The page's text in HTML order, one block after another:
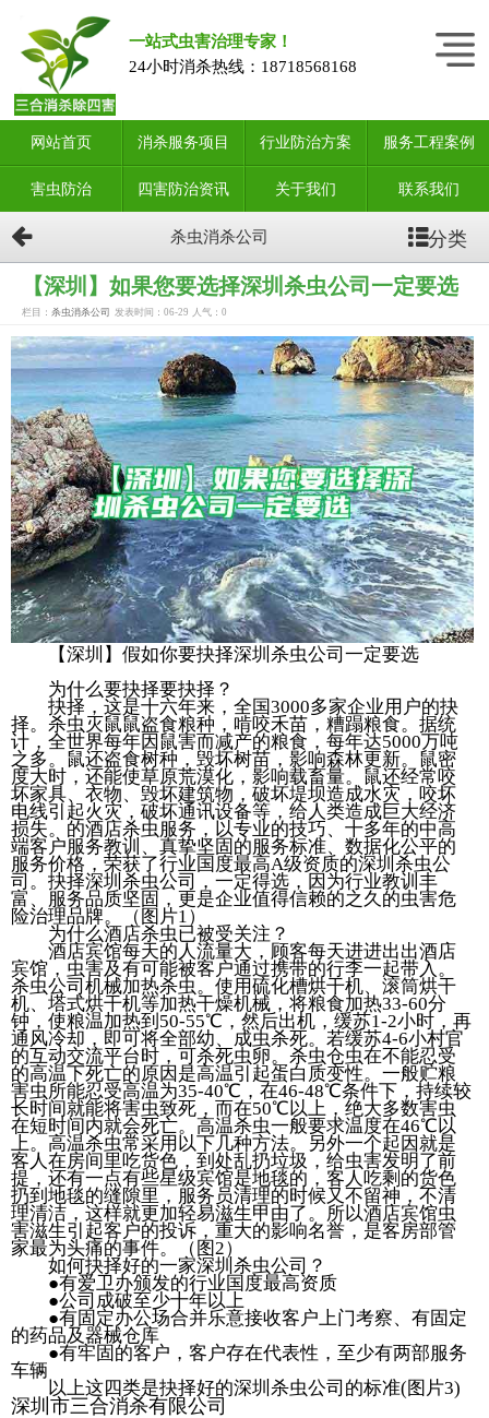
一站式虫害治理专家！
24小时消杀热线： 18718568168
网站首页 消杀服务项目 行业防治方案 服务工程案例
害虫防治 四害防治资讯 关于我们 联系我们
杀虫消杀公司 分类
【深圳】如果您要选择深圳杀虫公司一定要选
栏目： 杀虫消杀公司 发表时间：06-29 人气： 0
【深圳】假如你要抉择深圳杀虫公司一定要选
为什么要抉择要抉择？
抉择，这是十六年来，全国3000多家企业用户的抉
择。杀虫灭鼠鼠盗食粮种，啃咬禾苗，糟蹋粮食。据统
计，全世界每年因鼠害而减产的粮食，每年达5000万吨
之多。鼠还盗食树种，毁坏树苗，影响森林更新。鼠密
度大时，还能使草原荒漠化，影响载畜量。鼠还经常咬
坏家具、衣物、毁坏建筑物，破坏堤坝造成水灾，咬坏
电线引起火灾，破坏通讯设备等，给人类造成巨大经济
损失。的酒店杀虫服务，以专业的技巧、十多年的中高
端客户服务教训、真挚坚固的服务标准、数据化公平的
服务价格，荣获了行业国度最高A级资质的深圳杀虫公
司。抉择深圳杀虫公司，一定得选，因为行业教训丰
富、服务品质坚固，更是企业值得信赖的之久的虫害危
险治理品牌。（图片1）
为什么酒店杀虫已被受关注？
酒店宾馆每天的人流量大，顾客每天进进出出酒店
宾馆，虫害及有可能被客户通过携带的行李一起带入。
杀虫公司机械加热杀虫。使用硫化槽烘干机、滚筒烘干
机、塔式烘干机等加热干燥机械，将粮食加热33-60分
钟，使粮温加热到50-55℃，然后出机，缓苏1-2小时，再
通风冷却，即可将全部幼、成虫杀死。若缓苏4-6小村官
的互动交流平台时，可杀死虫卵。杀虫仓虫在不能忍受
的高温下死亡的原因是高温引起蛋白质变性。一般贮粮
害虫所能忍受高温为35-40℃，在46-48℃条件下，持续较
长时间就能将害虫致死，而在50℃以上，绝大多数害虫
在短时间内就会死亡。高温杀虫一般要求温度在46℃以
上。高温杀虫常采用以下几种方法。另外一个起因就是
客人在房间里吃货色，到处乱扔垃圾，给虫害发明了前
提，还有一点有些星级宾馆是地毯的，客人吃剩的货色
扔到地毯的缝隙里，服务员清理的时候又不留神，不清
理清洁，这样就更加轻易滋生甲由了。所以酒店宾馆虫
害滋生引起客户的投诉，重大的影响名誉，是客房部管
家最为头痛的事件。（图2）
如何抉择好的一家深圳杀虫公司？
●有爱卫办颁发的行业国度最高资质
●公司成破至少十年以上
●有固定办公场合并乐意接收客户上门考察、有固定
的药品及器械仓库
●有牢固的客户，客户存在代表性，至少有两部服务
车辆
以上这四类是抉择好的深圳杀虫公司的标准(图片3)
深圳市三合消杀有限公司